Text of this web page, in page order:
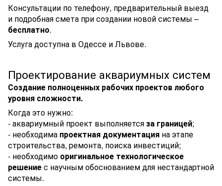
Консультации по телефону, предварительный выезд
и подробная смета при создании новой системы –
бесплатно.
Услуга доступна в Одессе и Львове.
Проектирование аквариумных систем
Создание полноценных рабочих проектов любого
уровня сложности.
Когда это нужно:
- аквариумный проект выполняетсяза границей;
- необходима проектная документация на этапе
строительства, ремонта, поиска инвестиций;
- необходимо оригинальное технологическое
решениес научным обоснованием для нестандартной
системы.